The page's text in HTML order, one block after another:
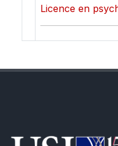
Licence en